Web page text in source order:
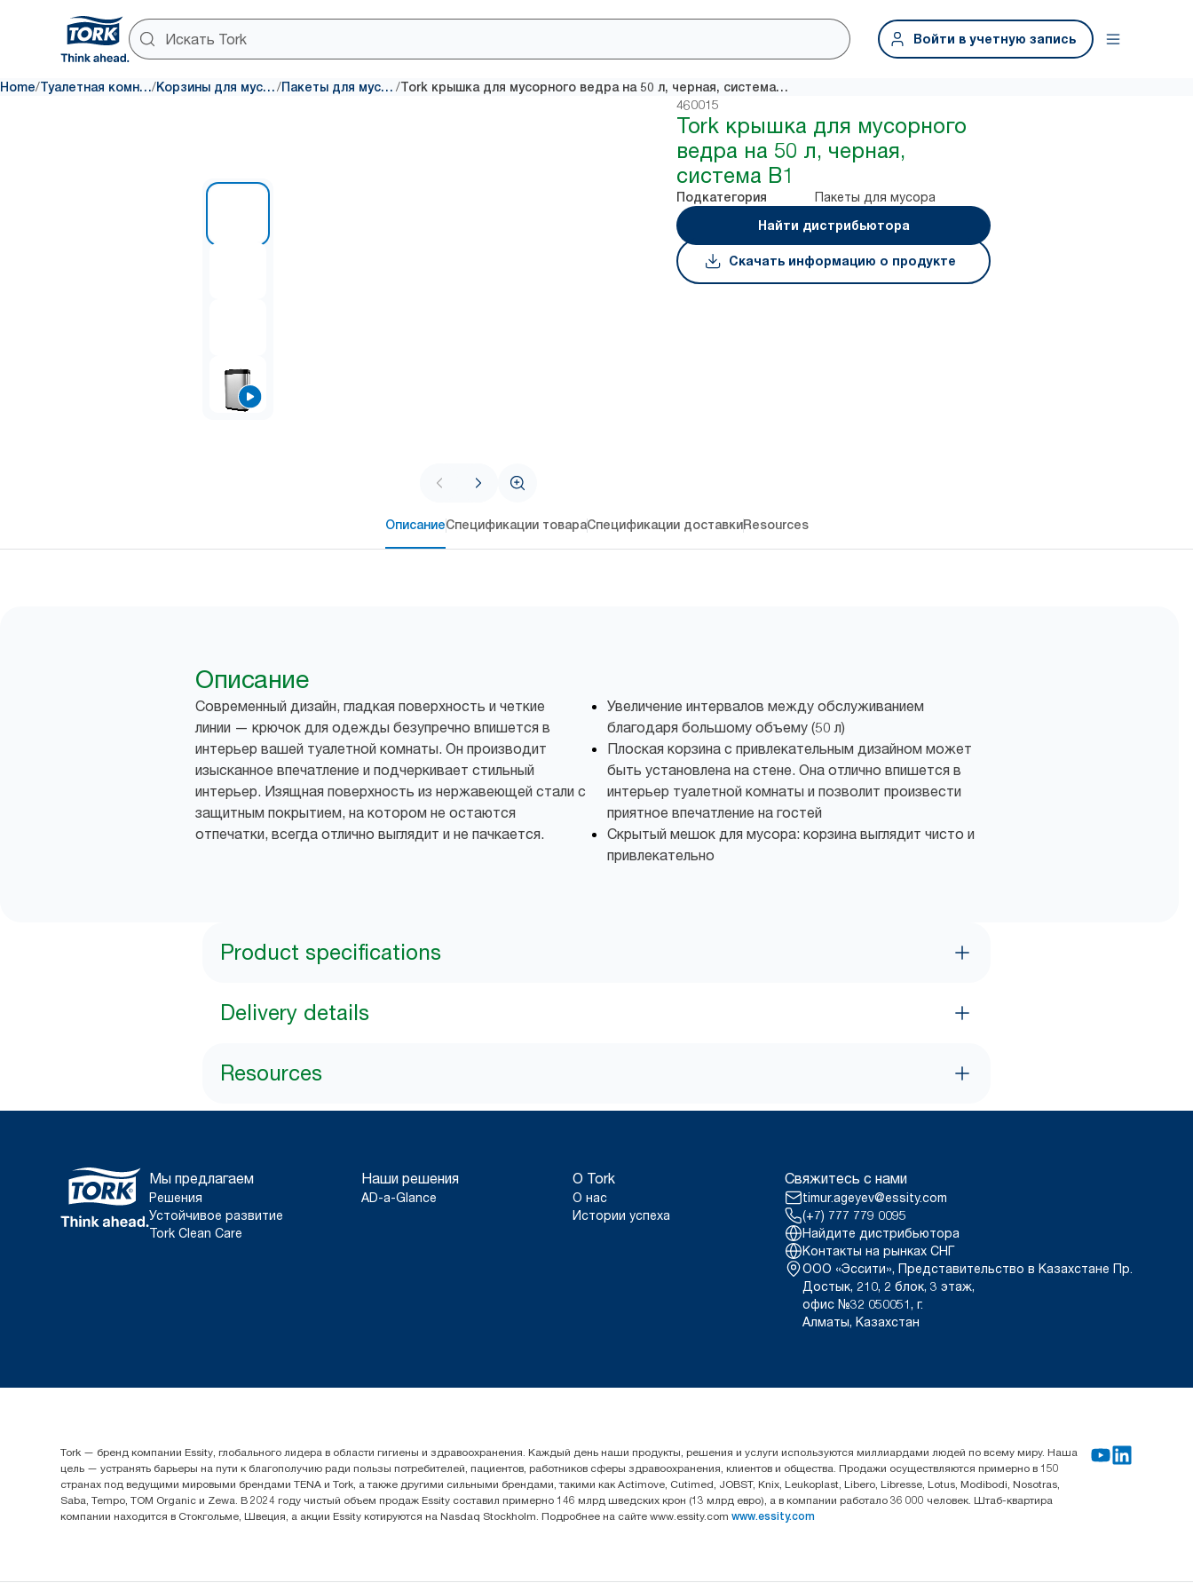
Войти в учетную запись
Home/ Туалетная комната/ Корзины для мусора / Пакеты для мусора / Tork крышка для мусорного ведра на 50 л, черная, система B1
460015
Tork крышка для мусорного
ведра на 50 л, черная,
система B1
Подкатегория
Пакеты для мусора
Найти дистрибьютора
Скачать информацию о продукте
ОписаниеСпецификации товараСпецификации доставкиResources
Описание
Современный дизайн, гладкая поверхность и четкие
линии — крючок для одежды безупречно впишется в
интерьер вашей туалетной комнаты. Он производит
изысканное впечатление и подчеркивает стильный
интерьер. Изящная поверхность из нержавеющей стали с
защитным покрытием, на котором не остаются
отпечатки, всегда отлично выглядит и не пачкается.
Увеличение интервалов между обслуживанием
благодаря большому объему (50 л)
Плоская корзина с привлекательным дизайном может
быть установлена на стене. Она отлично впишется в
интерьер туалетной комнаты и позволит произвести
приятное впечатление на гостей
Скрытый мешок для мусора: корзина выглядит чисто и
привлекательно
Product specifications
Delivery details
Resources
Мы предлагаем
Решения
Устойчивое развитие
Tork Clean Care
Наши решения
AD-a-Glance
О Tork
О нас
Истории успеха
Свяжитесь с нами
timur.ageyev@essity.com
(+7) 777 779 0095
Найдите дистрибьютора
Контакты на рынках СНГ
ООО «Эссити», Представительство в Казахстане Пр.
Достык, 210, 2 блок, 3 этаж,
офис №32 050051, г.
Алматы, Казахстан
Tork — бренд компании Essity, глобального лидера в области гигиены и здравоохранения. Каждый день наши продукты, решения и услуги используются миллиардами людей по всему миру. Наша
цель — устранять барьеры на пути к благополучию ради пользы потребителей, пациентов, работников сферы здравоохранения, клиентов и общества. Продажи осуществляются примерно в 150
странах под ведущими мировыми брендами TENA и Tork, а также другими сильными брендами, такими как Actimove, Cutimed, JOBST, Knix, Leukoplast, Libero, Libresse, Lotus, Modibodi, Nosotras,
Saba, Tempo, TOM Organic и Zewa. В 2024 году чистый объем продаж Essity составил примерно 146 млрд шведских крон (13 млрд евро), а в компании работало 36 000 человек. Штаб-квартира
компании находится в Стокгольме, Швеция, а акции Essity котируются на Nasdaq Stockholm. Подробнее на сайте www.essity.com www.essity.com